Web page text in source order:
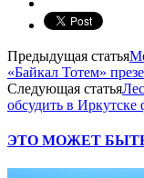
Предыдущая статья
«Байкал Тотем»
Следующая статья
обсудить в
ЭТО МОЖЕТ